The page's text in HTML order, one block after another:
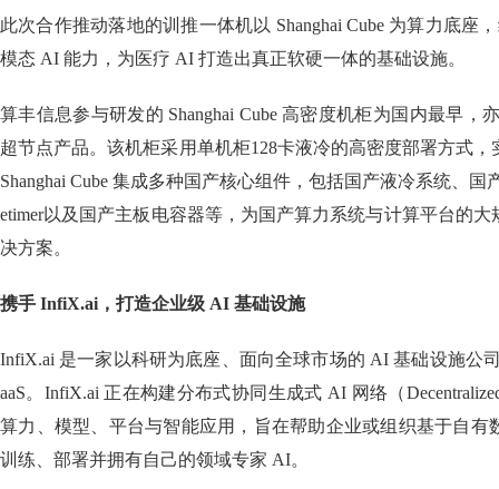
此次合作推动落地的训推一体机以 Shanghai Cube 为算力底座
模态 AI 能力，为医疗 AI 打造出真正软硬一体的基础设施。
算丰信息参与研发的 Shanghai Cube 高密度机柜为国内最早，
超节点产品。该机柜采用单机柜128卡液冷的高密度部署方式
Shanghai Cube 集成多种国产核心组件，包括国产液冷系统、
etimer以及国产主板电容器等，为国产算力系统与计算平台的
决方案。
携手 InfiX.ai，打造企业级 AI 基础设施
InfiX.ai 是一家以科研为底座、面向全球市场的 AI 基础设施公
aaS。InfiX.ai 正在构建分布式协同生成式 AI 网络（
算力、模型、平台与智能应用，旨在帮助企业或组织基于自有
训练、部署并拥有自己的领域专家 AI。